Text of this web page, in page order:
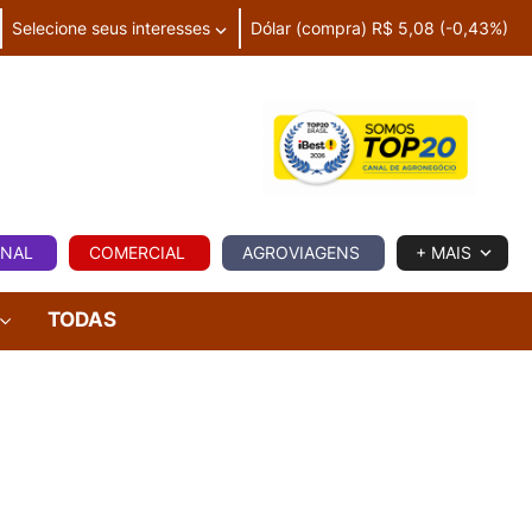
Selecione seus interesses Dólar (compra) R$ 5,08 (-0,43%)
COMERCIAL AGROVIAGENS + MAIS
TODAS